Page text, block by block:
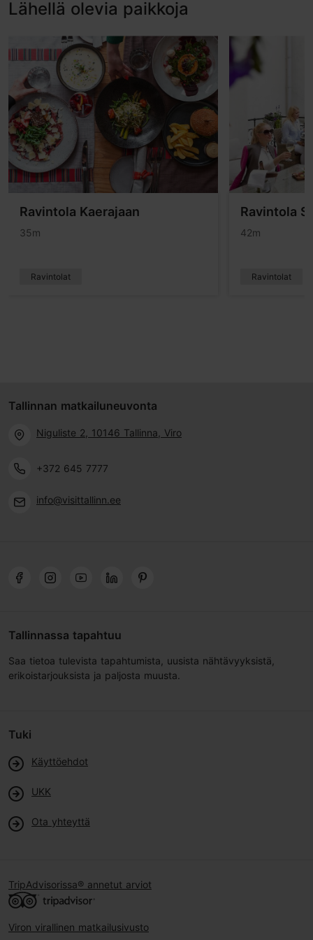
Lähellä olevia paikkoja
Ravintola Kaerajaan
35m
Ravintolat
Ravintola
42m
Ravintolat
Tallinnan matkailuneuvonta
Niguliste 2, 10146 Tallinna, Viro
+372 645 7777
info@visittallinn.ee
Tallinnassa tapahtuu
Saa tietoa tulevista tapahtumista, uusista nähtävyyksistä,
erikoistarjouksista ja paljosta muusta.
Tuki
Käyttöehdot
UKK
Ota yhteyttä
TripAdvisorissa® annetut arviot
Viron virallinen matkailusivusto